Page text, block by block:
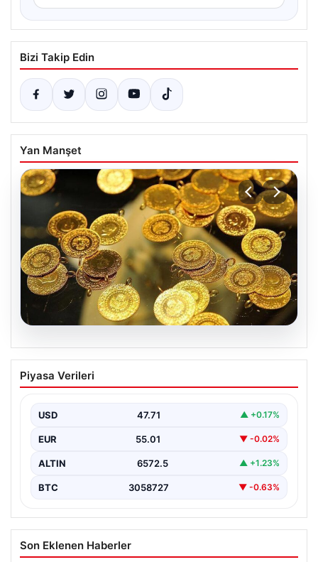
Bizi Takip Edin
Yan Manşet
7 Nisan 2026 Güncel Altın Fiyatları ve
Analizi
bölgesel gerilimler nedeniyle dalgalı seyirler yaşamaya
devam ediyor.…
Piyasa Verileri
USD 47.71 ▲ +0.17%
EUR 55.01 ▼ -0.02%
ALTIN 6572.5 ▲ +1.23%
BTC 3058727 ▼ -0.63%
Son Eklenen Haberler